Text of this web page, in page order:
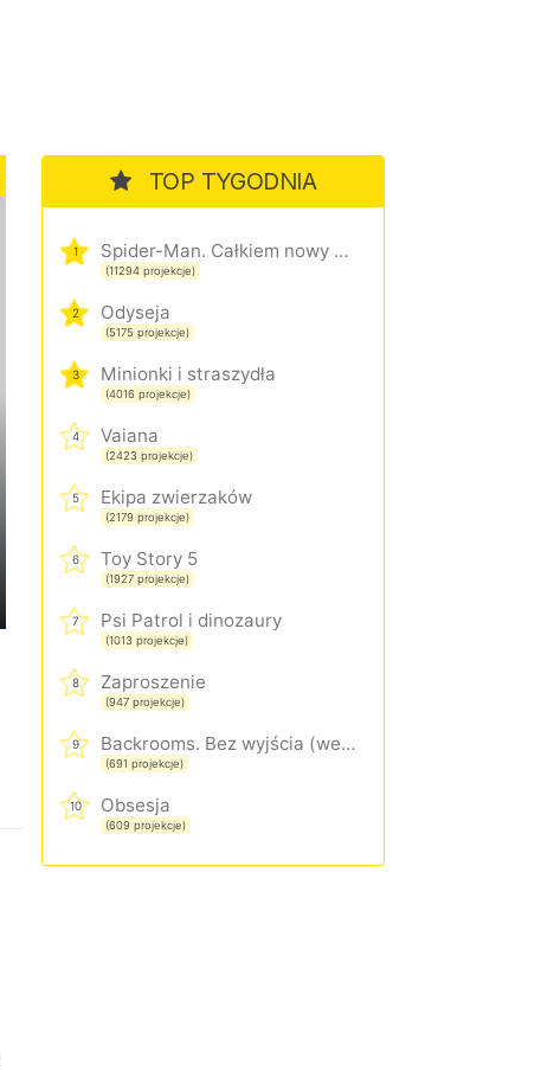
TOP TYGODNIA
1 Spider-Man. Całkiem nowy dzień
(11294 projekcje)
2 Odyseja
(5175 projekcje)
3 Minionki i straszydła
(4016 projekcje)
4 Vaiana
(2423 projekcje)
5 Ekipa zwierzaków
(2179 projekcje)
6 Toy Story 5
(1927 projekcje)
7 Psi Patrol i dinozaury
(1013 projekcje)
8 Zaproszenie
(947 projekcje)
9 Backrooms. Bez wyjścia (wersja rozszerzona)
(691 projekcje)
10 Obsesja
(609 projekcje)